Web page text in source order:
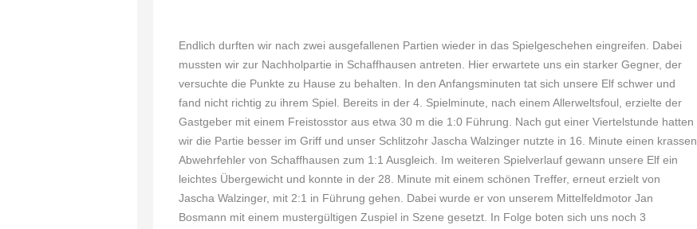
Endlich durften wir nach zwei ausgefallenen Partien wieder in das Spielgeschehen eingreifen. Dabei
mussten wir zur Nachholpartie in Schaffhausen antreten. Hier erwartete uns ein starker Gegner, der
versuchte die Punkte zu Hause zu behalten. In den Anfangsminuten tat sich unsere Elf schwer und
fand nicht richtig zu ihrem Spiel. Bereits in der 4. Spielminute, nach einem Allerweltsfoul, erzielte der
Gastgeber mit einem Freistosstor aus etwa 30 m die 1:0 Führung. Nach gut einer Viertelstunde hatten
wir die Partie besser im Griff und unser Schlitzohr Jascha Walzinger nutzte in 16. Minute einen krassen
Abwehrfehler von Schaffhausen zum 1:1 Ausgleich. Im weiteren Spielverlauf gewann unsere Elf ein
leichtes Übergewicht und konnte in der 28. Minute mit einem schönen Treffer, erneut erzielt von
Jascha Walzinger, mit 2:1 in Führung gehen. Dabei wurde er von unserem Mittelfeldmotor Jan
Bosmann mit einem mustergültigen Zuspiel in Szene gesetzt. In Folge boten sich uns noch 3